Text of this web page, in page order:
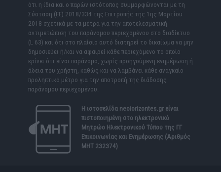
ότι η ίδια και ο παρών ιστότοπος συμμορφώνονται με τη
Σύσταση (ΕΕ) 2018/334 της Επιτροπής της 1ης Μαρτίου
2018 σχετικά με τα μέτρα για την αποτελεσματική
αντιμετώπιση του παράνομου περιεχομένου στο διαδίκτυο
(L 63) και ότι στο πλαίσιο αυτό διατηρεί το δικαίωμα να μην
δημοσιεύει ή/και να αφαιρεί κάθε περιεχόμενο το οποίο
κρίνει ότι είναι παράνομο, χωρίς προηγούμενη ενημέρωση ή
άδεια του χρήστη, καθώς και να λαμβάνει κάθε αναγκαίο
προληπτικό μέτρο για την αποτροπή της διάδοσης
παράνομου περιεχομένου.
Η ιστοσελίδα neoiorizontes.grείναι
πιστοποιημένη στο ηλεκτρονικό
Μητρώο Ηλεκτρονικού Τύπου της ΓΓ
Επικοινωνίας και Ενημέρωσης (Αριθμός
ΜΗΤ 232374)